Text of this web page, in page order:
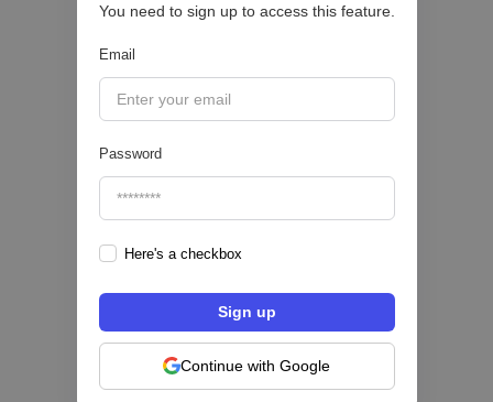
You need to sign up to access this feature.
Email
Password
Here's a checkbox
Continue with Google
CRÉDITO DIGITAL 💰
Pipeline Valor | August
hiSofi, Fintech de gestión de cobranzas,
levanta US$1 millón para instalar un hub
regional en Uruguay
BFM 👔